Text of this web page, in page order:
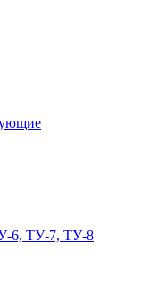
6, ТУ-7, ТУ-8